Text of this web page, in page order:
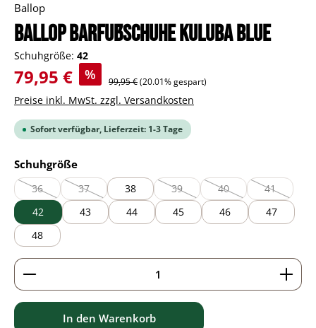
Ballop
BALLOP Barfußschuhe Kuluba blue
Schuhgröße: 42
Verkaufspreis:
79,95 € % Regulärer Preis:
99,95 €(20.01% gespart)
Preise inkl. MwSt. zzgl. Versandkosten
Sofort verfügbar, Lieferzeit: 1-3 Tage
Schuhgrößeauswählen
36
(Diese Option ist zurzeit nicht verfügbar.)
37
(Diese Option ist zurzeit nicht verfügbar.)
38 39
(Diese Option ist zurzeit nicht
40
(Diese Option ist
41
(Diese
42 43 44 45 46
47
48
Produkt Anzahl: Gib den gewünschten Wert ein
In den Warenkorb